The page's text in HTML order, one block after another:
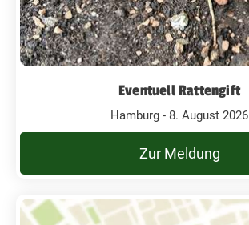
Eventuell Rattengift
Hamburg - 8. August 2026
Zur Meldung